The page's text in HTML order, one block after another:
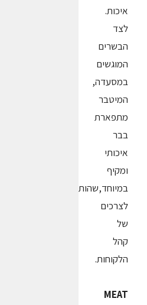
איכות.
לצד
הבשרים
המוגשים
במסעדה,
המיטבר
מתפארת
בבר
איכותי
ומקיף
במיוחד,שהותאם
לצרכים
של
קהל
הלקוחות.
MEAT